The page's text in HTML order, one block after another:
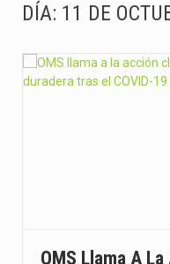
DÍA: 11 DE
OMS Llama A